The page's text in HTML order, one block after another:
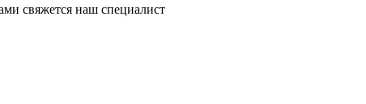
свяжется наш специалист